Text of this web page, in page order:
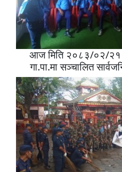
आज मिति २०८३/०२/२१
गा.पा.मा सञ्चालित